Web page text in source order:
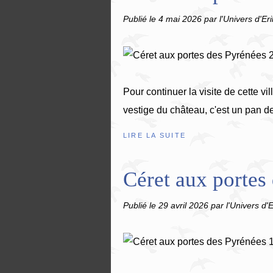
Publié le 4 mai 2026 par l'Univers
Pour continuer la visite de cette
vestige du château, c'est un pan
LIRE LA SUITE
Céret aux portes
Publié le 29 avril 2026 par l'Univers